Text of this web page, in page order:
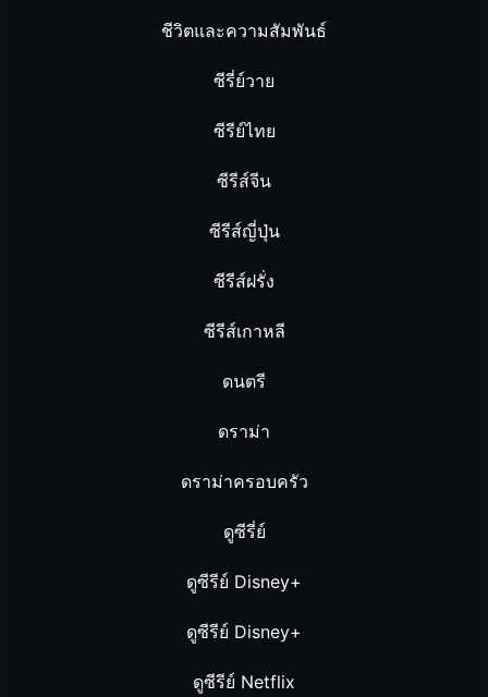
ชีวิตและความสัมพันธ์
ซีรี่ย์วาย
ซีรีย์ไทย
ซีรีส์จีน
ซีรีส์ญี่ปุ่น
ซีรีส์ฝรั่ง
ซีรีส์เกาหลี
ดนตรี
ดราม่า
ดราม่าครอบครัว
ดูซีรี่ย์
ดูซีรีย์ Disney+
ดูซีรีย์ Disney+
ดูซีรีย์ Netflix